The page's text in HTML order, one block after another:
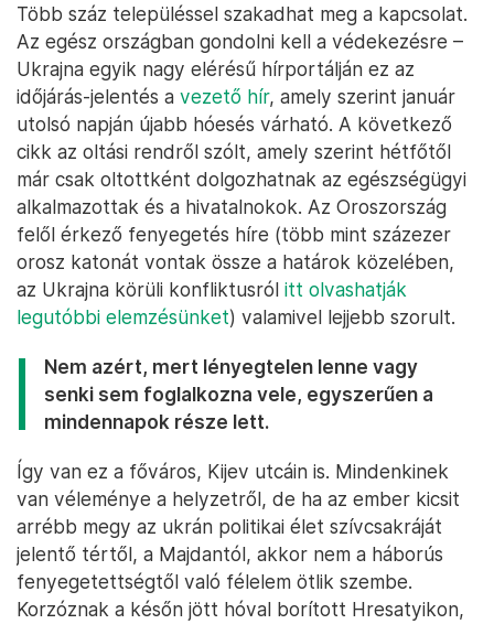
Több száz településsel szakadhat meg a kapcsolat.
Az egész országban gondolni kell a védekezésre –
Ukrajna egyik nagy elérésű hírportálján ez az
időjárás-jelentés a vezető hír, amely szerint január
utolsó napján újabb hóesés várható. A következő
cikk az oltási rendről szólt, amely szerint hétfőtől
már csak oltottként dolgozhatnak az egészségügyi
alkalmazottak és a hivatalnokok. Az Oroszország
felől érkező fenyegetés híre (több mint százezer
orosz katonát vontak össze a határok közelében,
az Ukrajna körüli konfliktusról itt olvashatják
legutóbbi elemzésünket) valamivel lejjebb szorult.
Nem azért, mert lényegtelen lenne vagy
senki sem foglalkozna vele, egyszerűen a
mindennapok része lett.
Így van ez a főváros, Kijev utcáin is. Mindenkinek
van véleménye a helyzetről, de ha az ember kicsit
arrébb megy az ukrán politikai élet szívcsakráját
jelentő tértől, a Majdantól, akkor nem a háborús
fenyegetettségtől való félelem ötlik szembe.
Korzóznak a későn jött hóval borított Hresatyikon,